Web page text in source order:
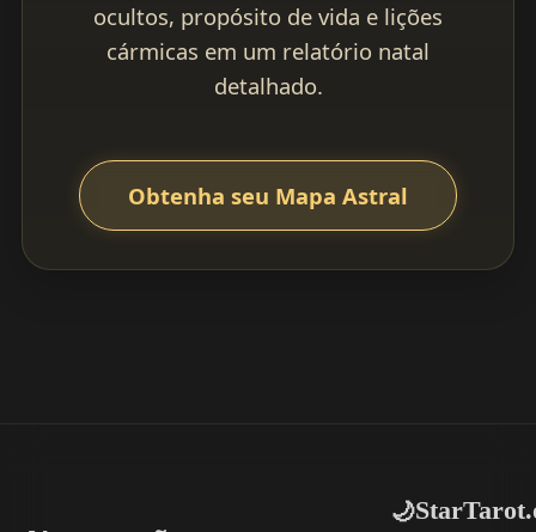
ocultos, propósito de vida e lições
cármicas em um relatório natal
detalhado.
Obtenha seu Mapa Astral
🌙